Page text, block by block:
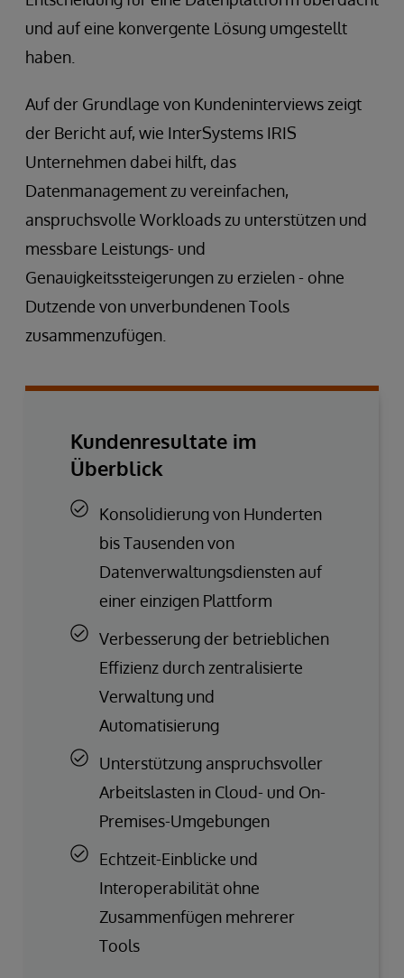
und auf eine konvergente Lösung umgestellt
haben.
Auf der Grundlage von Kundeninterviews zeigt
der Bericht auf, wie InterSystems IRIS
Unternehmen dabei hilft, das
Datenmanagement zu vereinfachen,
anspruchsvolle Workloads zu unterstützen und
messbare Leistungs- und
Genauigkeitssteigerungen zu erzielen - ohne
Dutzende von unverbundenen Tools
zusammenzufügen.
Kundenresultate im
Überblick
Konsolidierung von Hunderten
bis Tausenden von
Datenverwaltungsdiensten auf
einer einzigen Plattform
Verbesserung der betrieblichen
Effizienz durch zentralisierte
Verwaltung und
Automatisierung
Unterstützung anspruchsvoller
Arbeitslasten in Cloud- und On-
Premises-Umgebungen
Echtzeit-Einblicke und
Interoperabilität ohne
Zusammenfügen mehrerer
Tools